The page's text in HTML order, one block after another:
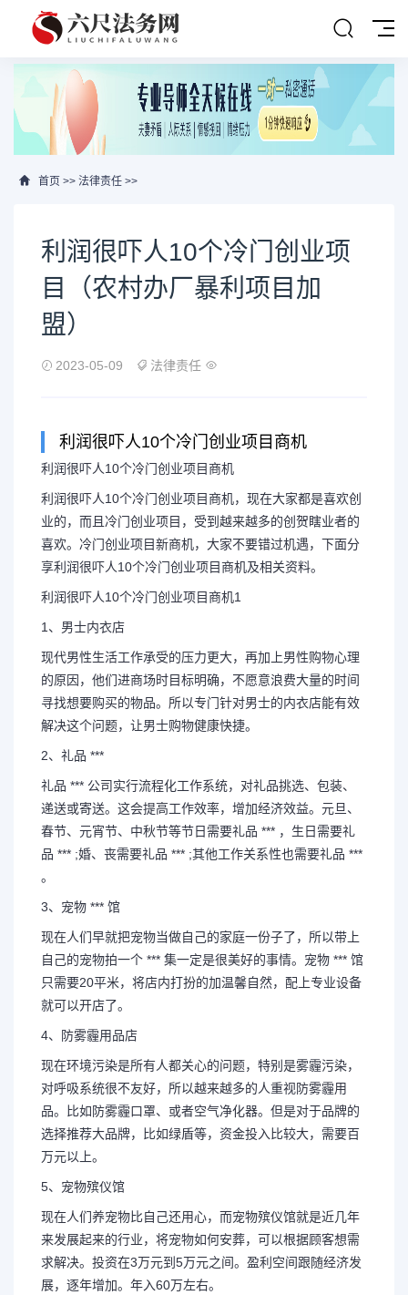
首页 >> 法律责任 >>
利润很吓人10个冷门创业项
目（农村办厂暴利项目加
盟）
2023-05-09 法律责任
利润很吓人10个冷门创业项目商机
利润很吓人10个冷门创业项目商机
利润很吓人10个冷门创业项目商机，现在大家都是喜欢创
业的，而且冷门创业项目，受到越来越多的创贺瞎业者的
喜欢。冷门创业项目新商机，大家不要错过机遇，下面分
享利润很吓人10个冷门创业项目商机及相关资料。
利润很吓人10个冷门创业项目商机1
1、男士内衣店
现代男性生活工作承受的压力更大，再加上男性购物心理
的原因，他们进商场时目标明确，不愿意浪费大量的时间
寻找想要购买的物品。所以专门针对男士的内衣店能有效
解决这个问题，让男士购物健康快捷。
2、礼品 ***
礼品 *** 公司实行流程化工作系统，对礼品挑选、包装、
递送或寄送。这会提高工作效率，增加经济效益。元旦、
春节、元宵节、中秋节等节日需要礼品 *** ，生日需要礼
品 *** ;婚、丧需要礼品 *** ;其他工作关系性也需要礼品 ***
。
3、宠物 *** 馆
现在人们早就把宠物当做自己的家庭一份子了，所以带上
自己的宠物拍一个 *** 集一定是很美好的事情。宠物 *** 馆
只需要20平米，将店内打扮的加温馨自然，配上专业设备
就可以开店了。
4、防雾霾用品店
现在环境污染是所有人都关心的问题，特别是雾霾污染，
对呼吸系统很不友好，所以越来越多的人重视防雾霾用
品。比如防雾霾口罩、或者空气净化器。但是对于品牌的
选择推荐大品牌，比如绿盾等，资金投入比较大，需要百
万元以上。
5、宠物殡仪馆
现在人们养宠物比自己还用心，而宠物殡仪馆就是近几年
来发展起来的行业，将宠物如何安葬，可以根据顾客想需
求解决。投资在3万元到5万元之间。盈利空间跟随经济发
展，逐年增加。年入60万左右。
利润很吓人10个冷门创
暴利项目加
利润很吓人10个冷门创业项目
长按图片识别二维